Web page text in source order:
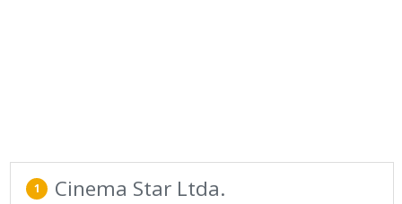
1 Cinema Star Ltda.